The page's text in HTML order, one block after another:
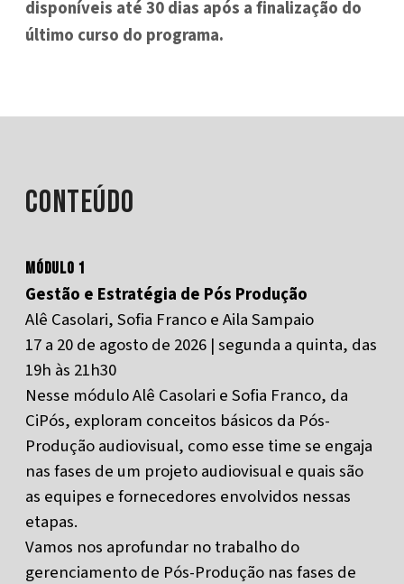
disponíveis até 30 dias após a finalização do
último curso do programa.
Conteúdo
Módulo 1
Gestão e Estratégia de Pós Produção
Alê Casolari, Sofia Franco e Aila Sampaio
17 a 20 de agosto de 2026 | segunda a quinta, das
19h às 21h30
Nesse módulo Alê Casolari e Sofia Franco, da
CiPós, exploram conceitos básicos da Pós-
Produção audiovisual, como esse time se engaja
nas fases de um projeto audiovisual e quais são
as equipes e fornecedores envolvidos nessas
etapas.
Vamos nos aprofundar no trabalho do
gerenciamento de Pós-Produção nas fases de